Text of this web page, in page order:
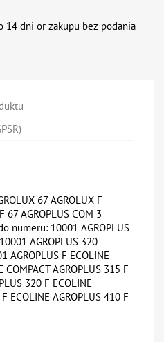
14 dni or zakupu bez podania
67 AGROLUX F
67 AGROPLUS COM 3
numeru: 10001 AGROPLUS
AGROPLUS 320
AGROPLUS F ECOLINE
COMPACT AGROPLUS 315 F
320 F ECOLINE
ECOLINE AGROPLUS 410 F